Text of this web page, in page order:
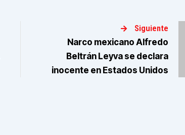
Siguiente
Narco mexicano Alfredo
Beltrán Leyva se declara
inocente en Estados Unidos